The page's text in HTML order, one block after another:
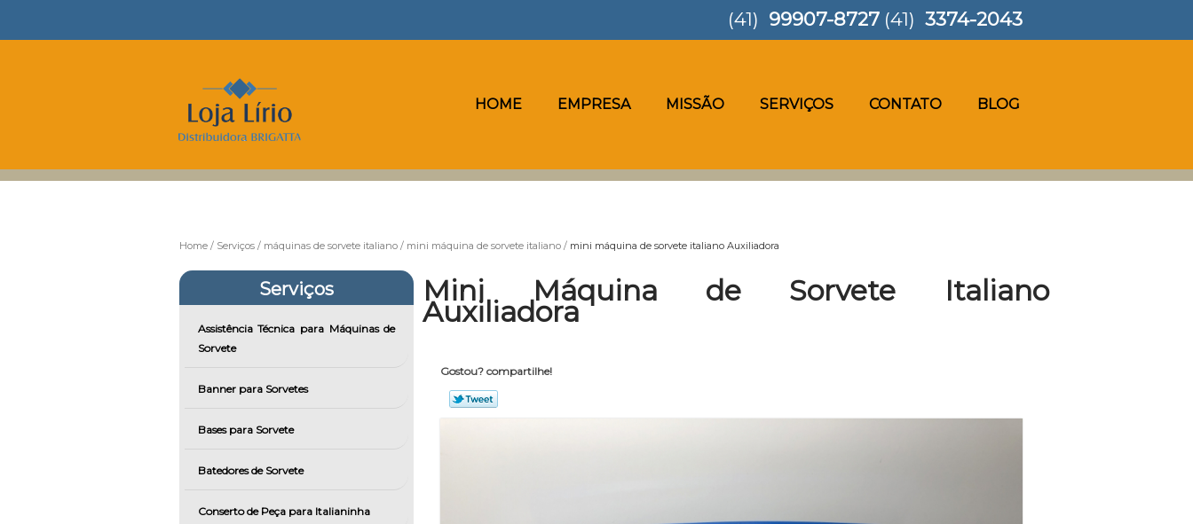
HOME EMPRESA MISSÃO SERVIÇOS CONTATO BLOG
(41) 99907-8727 (41) 3374-2043
Home Serviços máquinas de sorvete italiano mini máquina de sorvete italiano mini máquina de sorvete italiano Auxiliadora
Serviços
Assistência Técnica para Máquinas de
Sorvete
Banner para Sorvetes
Bases para Sorvete
Batedores de Sorvete
Conserto de Peça para Italianinha
Mini Máquina de Sorvete Italiano
Auxiliadora
Gostou? compartilhe!